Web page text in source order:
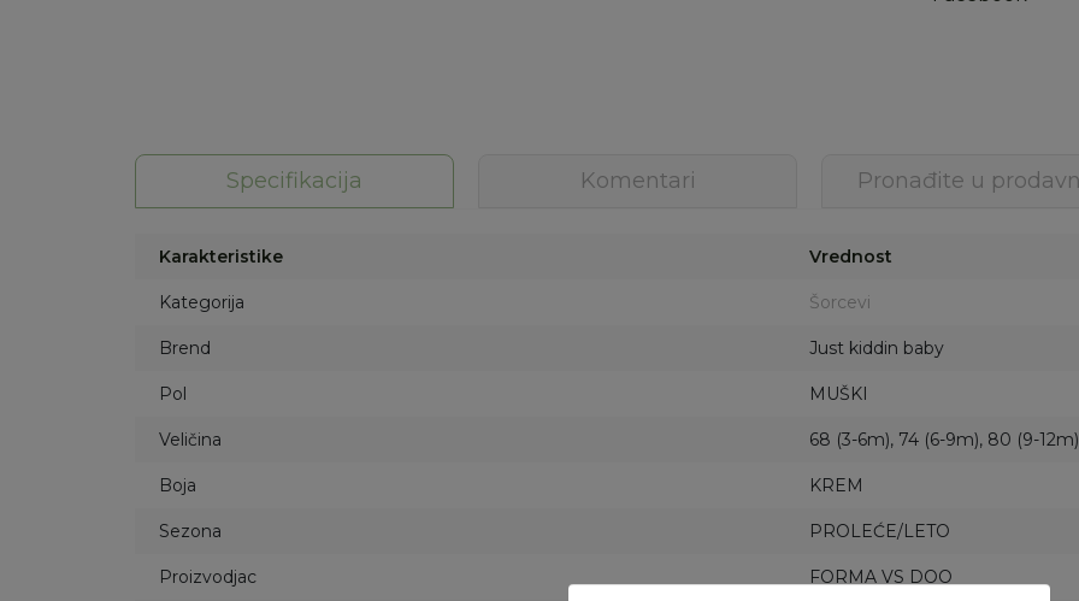
Specifikacija Komentari Pronađite u
Karakteristike Vrednost
Kategorija Šorcevi
Brend Just kiddin baby
Pol MUŠKI
Veličina 68 (3-6m), 74 (6-9m), 80 (9-
Boja KREM
Sezona PROLEĆE/LETO
Proizvodjac FORMA VS DOO